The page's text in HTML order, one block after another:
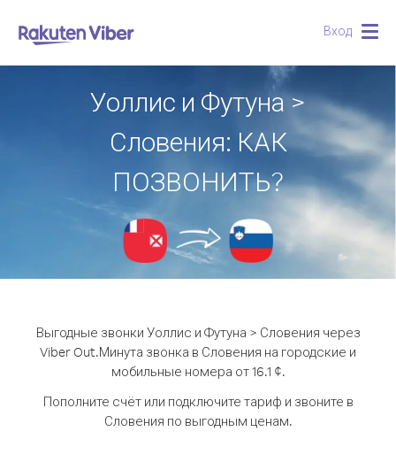
Вход
Уоллис и Футуна >
Словения: КАК
ПОЗВОНИТЬ?
Выгодные звонки Уоллис и Футуна > Словения через
Viber Out.Минута звонка в Словения на городские и
мобильные номера от 16.1 ¢.
Пополните счёт или подключите тариф и звоните в
Словения по выгодным ценам.